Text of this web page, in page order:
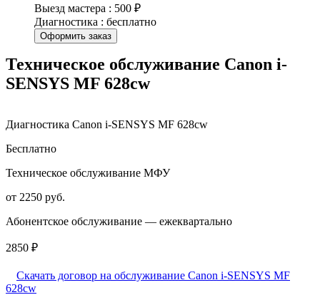
Выезд мастера : 500 ₽
Диагностика : бесплатно
Оформить заказ
Техническое обслуживание Canon i-
SENSYS MF 628cw
Диагностика Canon i-SENSYS MF 628cw
Бесплатно
Техническое обслуживание МФУ
от 2250 руб.
Абонентское обслуживание — ежеквартально
2850 ₽
Скачать договор на обслуживание Canon i-SENSYS MF
628cw